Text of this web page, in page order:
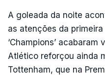
A goleada da noite
as atenções da primeira
‘Champions’
Atlético reforçou ainda
Tottenham, que na